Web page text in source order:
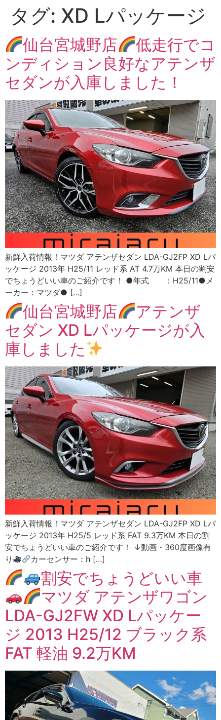
タグ: XD Lパッケージ
仙台宮城野店
低走行でコ
ンディション良好なアテンザ
セダンが入庫しました！
新鮮入荷情報！マツダ アテンザセダン LDA-GJ2FP XD Lパ
ッケージ 2013年 H25/11 レッド系 AT 4.7万KM 本日の割安
でちょうどいい車のご紹介です！ ●年式 ：H25/11●メ
ーカー：マツダ● […]
仙台宮城野店
アテンザ
セダン XD Lパッケージが入
庫しました
新鮮入荷情報！マツダ アテンザセダン LDA-GJ2FP XD Lパ
ッケージ 2013年 H25/5 レッド系 FAT 9.3万KM 本日の割
安でちょうどいい車のご紹介です！ ↓動画・360度画像有
り
カーセンサー：h […]
割安でちょうどいい車
マツダ アテンザワゴン
LDA-GJ2FW XD Lパッケー
ジ 2013 H25/12 ブラック系
FAT 軽油 9.2万KM